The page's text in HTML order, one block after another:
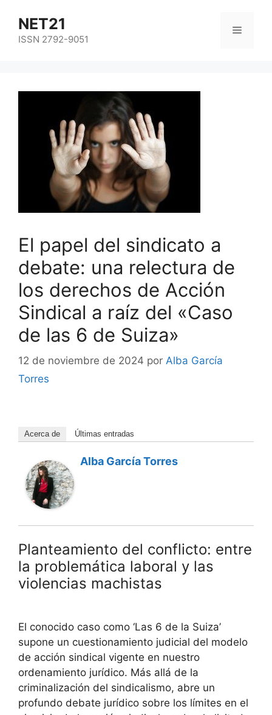
NET21
ISSN 2792-9051
El papel del sindicato a
debate: una relectura de
los derechos de Acción
Sindical a raíz del «Caso
de las 6 de Suiza»
12 de noviembre de 2024 por Alba García
Torres
Acerca de Últimas entradas
Alba García Torres
Planteamiento del conflicto: entre
la problemática laboral y las
violencias machistas
El conocido caso como ‘Las 6 de la Suiza’
supone un cuestionamiento judicial del modelo
de acción sindical vigente en nuestro
ordenamiento jurídico. Más allá de la
criminalización del sindicalismo, abre un
profundo debate jurídico sobre los límites en el